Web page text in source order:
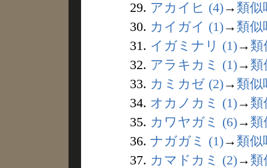
29. アカイヒ (4)→ 類似
30. カイガイ (1)→ 類似
31. イガミナリ (1)→ 類
32. アラキカミ (1)→ 類
33. カミカゼ (2)→ 類似
34. オカノカミ (1)→ 類
35. カワヤガミ (6)→ 類
36. ナガガミ (1)→ 類似
37. カマドカミ (2)→ 類